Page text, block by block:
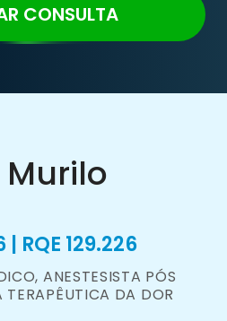
CONSULTA
Murilo
RQE 129.226
ANESTESISTA PÓS
DA DOR